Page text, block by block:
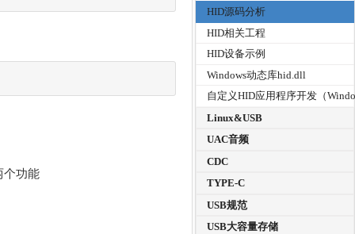
个功能
HID源码分析
HID相关工程
HID设备示例
Windows动态库hid.dll
自定义HID应用程序开发（
Linux&USB
UAC音频
CDC
TYPE-C
USB规范
USB大容量存储